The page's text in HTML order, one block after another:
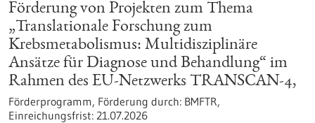
Förderung von Projekten zum Thema
„Translationale Forschung zum
Krebsmetabolismus: Multidisziplinäre
Ansätze für Diagnose und Behandlung“ im
Rahmen des EU-Netzwerks TRANSCAN-4,
Förderprogramm, Förderung durch: BMFTR,
Einreichungsfrist: 21.07.2026